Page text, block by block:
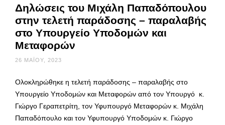
Δηλώσεις του Μιχάλη Παπαδόπουλου
στην τελετή παράδοσης – παραλαβής
στο Υπουργείο Υποδομών και
Μεταφορών
26 ΜΑΪ́ΟΥ, 2023
Ολοκληρώθηκε η τελετή παράδοσης – παραλαβής στο
Υπουργείο Υποδομών και Μεταφορών από τον Υπουργό κ.
Γιώργο Γεραπετρίτη, τον Υφυπουργό Μεταφορών κ. Μιχάλη
Παπαδόπουλο και τον Υφυπουργό Υποδομών κ. Γιώργο